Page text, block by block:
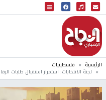
البث المباشر
إذاعة النجاح
الرئيسية فلسطينيات
لجنة الانتخابات: استمرار استقبال طلبات الرقابة